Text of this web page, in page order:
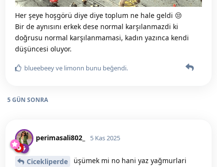
Her şeye hoşgörü diye diye toplum ne hale geldi 😒
Bir de aynısını erkek dese normal karşılanmazdi ki
doğrusu normal karşılanmamasi, kadın yazınca kendi
düşüncesi oluyor.
blueebeeyve limonn bunu beğendi.
5 GÜN SONRA
perimasali802_ 5 Kas 2025
Cicekliperde
üşümek mi no hani yaz yağmurlari